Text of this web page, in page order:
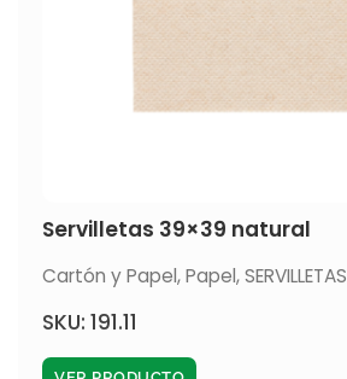
Servilletas 39×39 natural
Cartón y Papel,Papel,SERVILLETAS
SKU: 191.11